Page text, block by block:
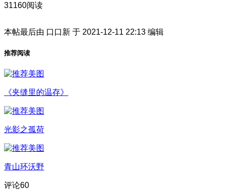
31160阅读
本帖最后由 口口新 于 2021-12-11 22:13 编辑
推荐阅读
《夹缝里的温存》
光影之孤荷
青山环沃野
评论60